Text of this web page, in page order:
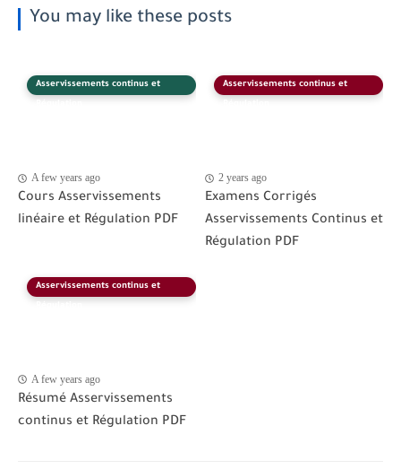
You may like these posts
Asservissements continus et
A few years ago
Cours Asservissements
linéaire et Régulation PDF
Asservissements continus et
2 years ago
Examens Corrigés
Asservissements Continus et
Régulation PDF
Asservissements continus et
A few years ago
Résumé Asservissements
continus et Régulation PDF